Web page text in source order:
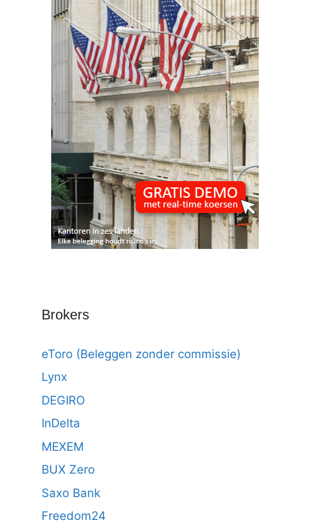
Brokers
eToro (Beleggen zonder commissie)
Lynx
DEGIRO
InDelta
MEXEM
BUX Zero
Saxo Bank
Freedom24